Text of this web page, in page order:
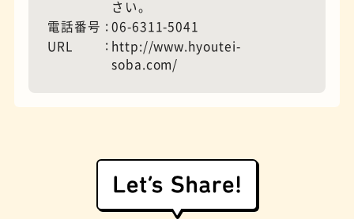
ホテル
さい。​​​​​
電話番号
06-6311-5041
URL
http://www.hyoutei-
soba.com/